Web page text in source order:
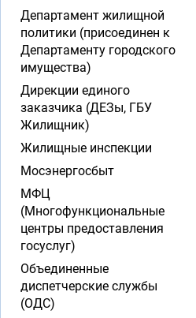
Департамент жилищной
политики (присоединен к
Департаменту городского
имущества)
Дирекции единого
заказчика (ДЕЗы, ГБУ
Жилищник)
Жилищные инспекции
Мосэнергосбыт
МФЦ
(Многофункциональные
центры предоставления
госуслуг)
Объединенные
диспетчерские службы
(ОДС)